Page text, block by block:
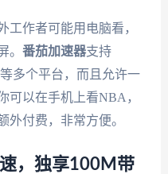
工作者可能用电脑看，
。 番茄加速器支持
多个平台，而且允许一
以在手机上看NBA，
外付费，非常方便。
，独享100M带